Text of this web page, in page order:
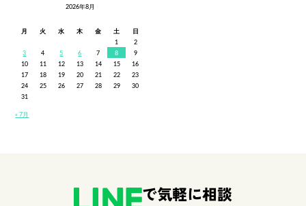
2026年8月
月 火 水 木 金 土
日
1
2
3
4 5 6 7 8
9
10
11 12 13 14 15
16
17
18 19 20 21 22
23
24
25 26 27 28 29
30
31
« 7月
で気軽に相談